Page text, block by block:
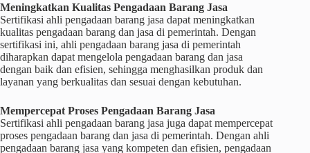
Meningkatkan Kualitas Pengadaan Barang Jasa
Sertifikasi ahli pengadaan barang jasa dapat meningkatkan
kualitas pengadaan barang dan jasa di pemerintah. Dengan
sertifikasi ini, ahli pengadaan barang jasa di pemerintah
diharapkan dapat mengelola pengadaan barang dan jasa
dengan baik dan efisien, sehingga menghasilkan produk dan
layanan yang berkualitas dan sesuai dengan kebutuhan.
Mempercepat Proses Pengadaan Barang Jasa
Sertifikasi ahli pengadaan barang jasa juga dapat mempercepat
proses pengadaan barang dan jasa di pemerintah. Dengan ahli
pengadaan barang jasa yang kompeten dan efisien, pengadaan